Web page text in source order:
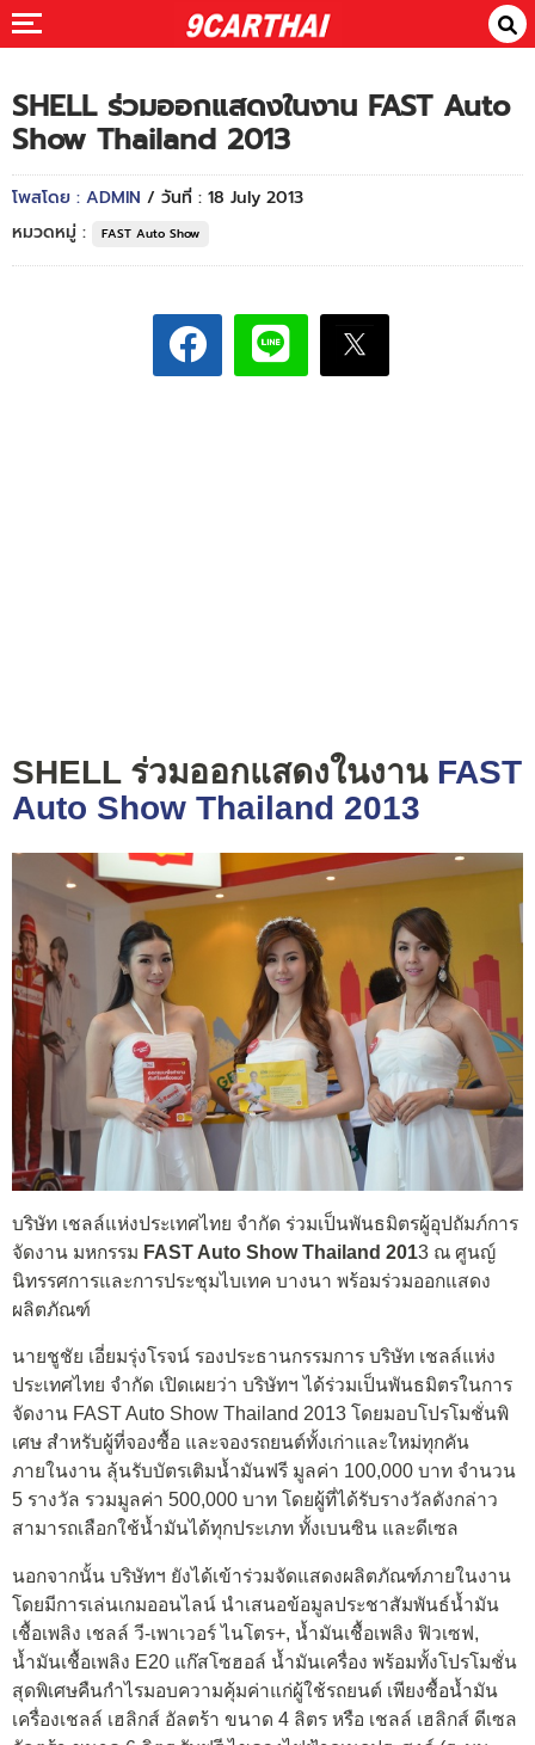
SHELL ร่วมออกแสดงในงาน FAST Auto
Show Thailand 2013
โพสโดย : ADMIN / วันที่ : 18 July 2013
หมวดหมู่ :
FAST Auto Show
SHELL ร่วมออกแสดงในงาน FAST
Auto Show Thailand 2013
บริษัท เชลล์แห่งประเทศไทย จำกัด ร่วมเป็นพันธมิตรผู้อุปถัมภ์การ
จัดงาน มหกรรม FAST Auto Show Thailand 2013 ณ ศูนญ์
นิทรรศการและการประชุมไบเทค บางนา พร้อมร่วมออกแสดง
ผลิตภัณฑ์
นายชูชัย เอี่ยมรุ่งโรจน์ รองประธานกรรมการ บริษัท เชลล์แห่ง
ประเทศไทย จำกัด เปิดเผยว่า บริษัทฯ ได้ร่วมเป็นพันธมิตรในการ
จัดงาน FAST Auto Show Thailand 2013 โดยมอบโปรโมชั่นพิ
เศษ สำหรับผู้ที่จองซื้อ และจองรถยนต์ทั้งเก่าและใหม่ทุกคัน
ภายในงาน ลุ้นรับบัตรเติมน้ำมันฟรี มูลค่า 100,000 บาท จำนวน
5 รางวัล รวมมูลค่า 500,000 บาท โดยผู้ที่ได้รับรางวัลดังกล่าว
สามารถเลือกใช้น้ำมันได้ทุกประเภท ทั้งเบนซิน และดีเซล
นอกจากนั้น บริษัทฯ ยังได้เข้าร่วมจัดแสดงผลิตภัณฑ์ภายในงาน
โดยมีการเล่นเกมออนไลน์ นำเสนอข้อมูลประชาสัมพันธ์น้ำมัน
เชื้อเพลิง เชลล์ วี-เพาเวอร์ ไนโตร+, น้ำมันเชื้อเพลิง ฟิวเซฟ,
น้ำมันเชื้อเพลิง E20 แก๊สโซฮอล์ น้ำมันเครื่อง พร้อมทั้งโปรโมชั่น
สุดพิเศษคืนกำไรมอบความคุ้มค่าแก่ผู้ใช้รถยนต์ เพียงซื้อน้ำมัน
เครื่องเชลล์ เฮลิกส์ อัลตร้า ขนาด 4 ลิตร หรือ เชลล์ เฮลิกส์ ดีเซล